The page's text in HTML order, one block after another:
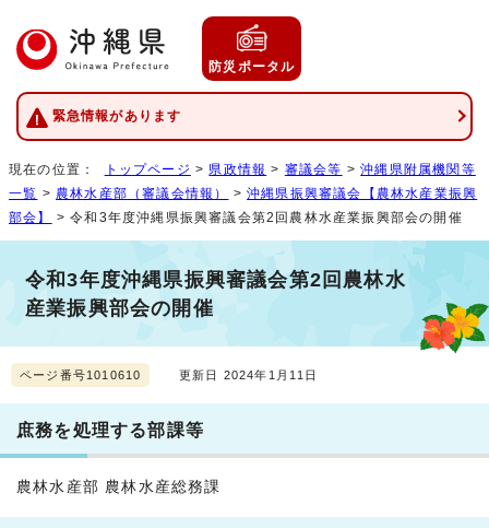
防災ポータル
緊急情報があります
現在の位置： トップページ > 県政情報 > 審議会等 >沖縄県附属機関等
一覧 > 農林水産部（審議会情報） >沖縄県振興審議会【農林水産業振興
部会】
> 令和3年度沖縄県振興審議会第2回農林水産業振興部会の開催
令和3年度沖縄県振興審議会第2回農林水
産業振興部会の開催
ページ番号1010610 更新日 2024年1月11日
庶務を処理する部課等
農林水産部 農林水産総務課